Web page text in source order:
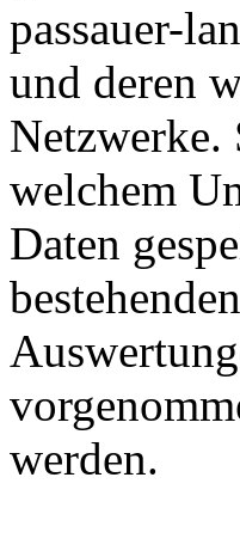
passauer-
und deren
Netzwerke.
welchem
Daten
werden.